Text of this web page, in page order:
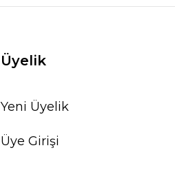
Üyelik
Yeni Üyelik
Üye Girişi